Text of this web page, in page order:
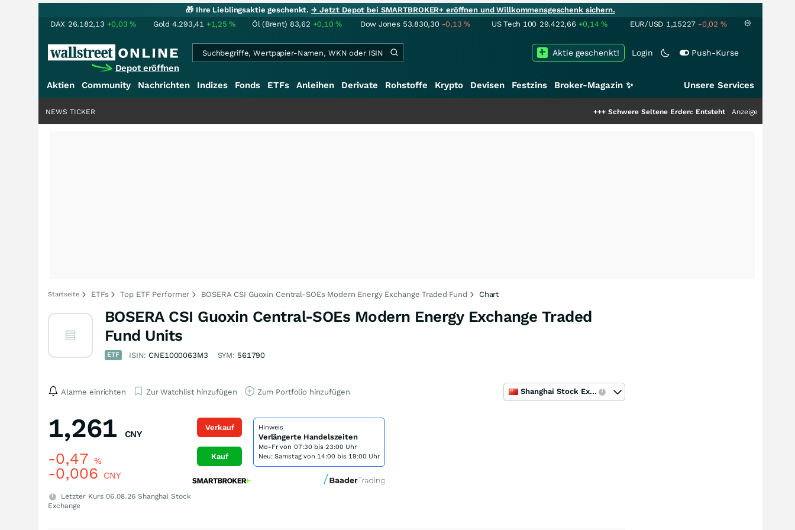
🎁 Ihre Lieblingsaktie geschenkt.→ Jetzt Depot bei SMARTBROKER+ eröffnen und Willkommensgeschenk sichern.
DAX 26.182,13 +0,03% Gold 4.293,41 +1,25% Öl (Brent) 83,62 +0,10% Dow Jones 53.830,30 -0,13% US Tech 100 29.422,66 +0,14% EUR/USD 1,15227 -0,02 %
Depot eröffnen
Login Push-Kurse
Aktie geschenkt!
Aktien Community Nachrichten Indizes Fonds ETFs Anleihen Derivate Rohstoffe Krypto Devisen Festzins Broker-Magazin ✨ Unsere Services
Schwere Seltene Erden: Entsteht hier die nächste
Anzeige
NEWS TICKER
Startseite ETFs Top ETF Performer BOSERA CSI Guoxin Central-SOEs Modern Energy Exchange Traded Fund Chart
BOSERA CSI Guoxin Central-SOEs Modern Energy Exchange Traded
Fund Units
ETF ISIN: CNE1000063M3 SYM: 561790
Alarme einrichten Zur Watchlist hinzufügen Zum Portfolio hinzufügen Shanghai Stock Exchange
1,261 CNY
-0,47 %
-0,006 CNY
Letzter Kurs 06.08.26 Shanghai Stock
Exchange
Verkauf
Kauf
Hinweis
Verlängerte Handelszeiten
Mo-Fr von 07:30 bis 23:00 Uhr
Neu: Samstag von 14:00 bis 19:00 Uhr